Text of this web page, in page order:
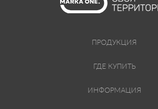
ПРОДУКЦИЯ
ГДЕ КУПИТЬ
ИНФОРМАЦИЯ